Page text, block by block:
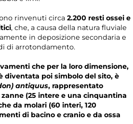
rinvenuti circa 2.200 resti ossei e
, che, a causa della natura fluviale
in deposizione secondaria e
di arrotondamento.
che per la loro dimensione,
diventata poi simbolo del sito, è
antiquus, rappresentato
(25 intere e una cinquantina
da molari (60 interi, 120
di bacino e cranio e da ossa